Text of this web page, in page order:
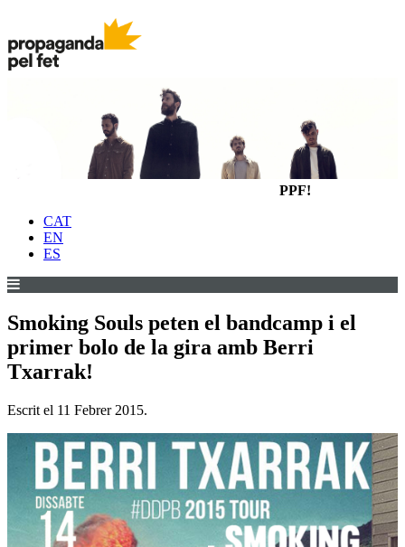
PPF!
CAT
EN
ES
Smoking Souls peten el bandcamp i el
primer bolo de la gira amb Berri
Txarrak!
Escrit el 11 Febrer 2015.